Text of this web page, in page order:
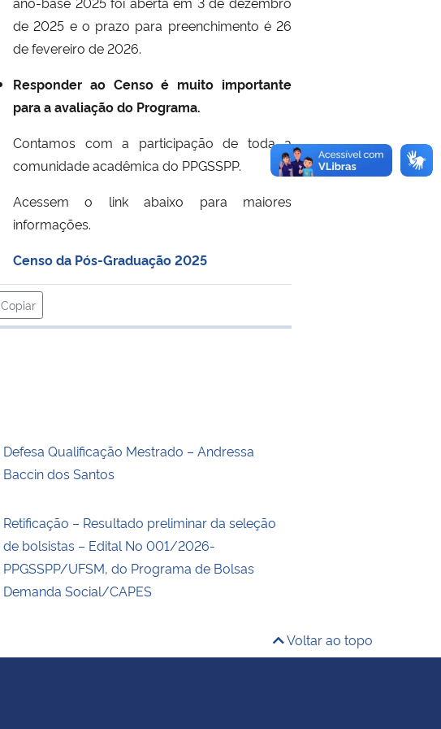
de 2025 e o prazo para preenchimento é 26
de fevereiro de 2026.
Responder ao Censo é muito importante
para a avaliação do Programa.
Contamos com a participação de toda a
comunidade acadêmica do PPGSSPP.
Acessem o link abaixo para maiores
informações.
Censo da Pós-Graduação 2025
Copiar
para área de transferência
Defesa Qualificação Mestrado – Andressa
Baccin dos Santos
Retificação – Resultado preliminar da seleção
de bolsistas – Edital No 001/2026-
PPGSSPP/UFSM, do Programa de Bolsas
Demanda Social/CAPES
Voltar ao topo